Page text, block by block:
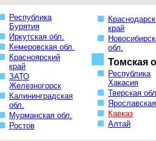
Республика
Бурятия
Иркутская обл.
Кемеровская обл.
Красноярский
край
ЗАТО
Железногорск
Калининградская
обл.
Мурманская обл.
Ростов
край
обл.
Томская
Республика
Хакасия
Тверская
Кавказ
Алтай